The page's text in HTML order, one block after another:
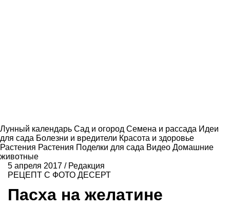
Лунный календарь Сад и огород Семена и рассада Идеи
для сада Болезни и вредители Красота и здоровье
Растения Растения Поделки для сада Видео Домашние
животные
5 апреля 2017 / Редакция
РЕЦЕПТ С ФОТО ДЕСЕРТ
Пасха на желатине